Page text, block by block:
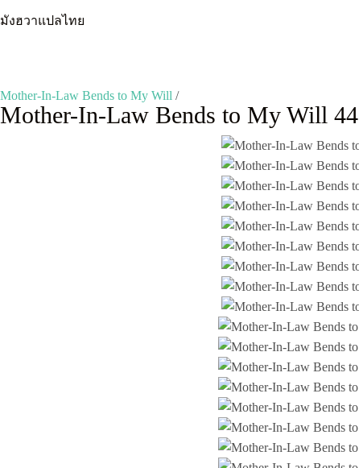
to
มังฮวาแปลไทย
Mother-In-Law Bends to My Will /
Mother-In-Law Bends to My Will 44